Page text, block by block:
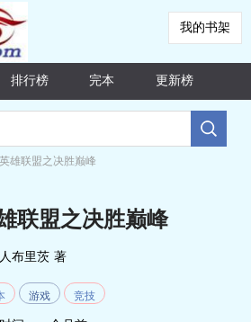
我的书架
排行榜 完本 更新榜
雄联盟之决胜巅峰
联盟之决胜巅峰
布里茨 著
游戏 竞技